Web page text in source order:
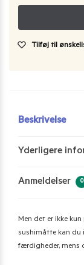
Tilføj til
Beskrivelse
Yderligere
Anmeldelser 0
Men det er ikke
sushimåtte kan du
færdigheder, mens